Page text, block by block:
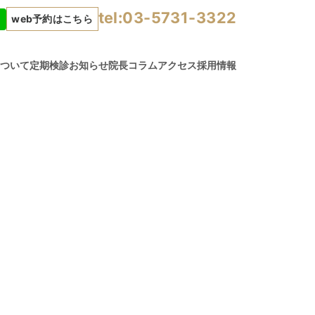
web予約はこちら tel:03-5731-3322
いて定期検診お知らせ院長コラムアクセス採用情報